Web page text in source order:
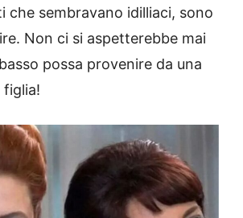
che sembravano idilliaci, sono
Non ci si aspetterebbe mai
possa provenire da una
figlia!